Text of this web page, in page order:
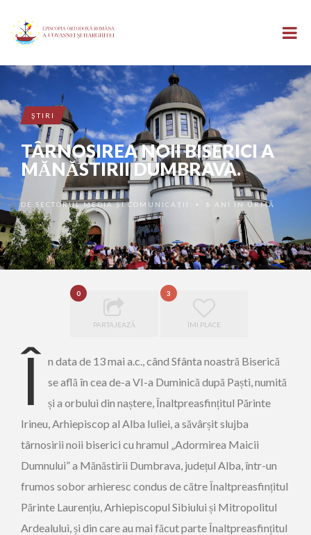
ŞTIRI
TÂRNOSIREA NOII BISERICI A
MĂNĂSTIRII DUMBRAVA.
DE SECTORUL MEDIA ȘI COMUNICAȚII • 8 ANI ÎN URMĂ
0
PARTAJEAZĂ
3
ÎMI PLACE
Î n data de 13 mai a.c., când Sfânta noastră Biserică
se află în cea de-a VI-a Duminică după Paști, numită
și a orbului din naștere, Înaltpreasfințitul Părinte
Irineu, Arhiepiscop al Alba Iuliei, a săvârșit slujba
târnosirii noii biserici cu hramul „Adormirea Maicii
Dumnului” a Mănăstirii Dumbrava, județul Alba, într-un
frumos sobor arhieresc condus de către Înaltpreasfințitul
Părinte Laurențiu, Arhiepiscopul Sibiului și Mitropolitul
Ardealului, și din care au mai făcut parte Înaltpreasfințitul